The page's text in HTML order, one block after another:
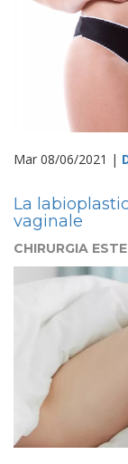
Mar 08/06/2021 |
La
vaginale
CHIRURGIA